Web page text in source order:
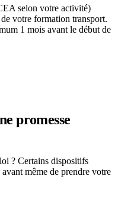
selon votre activité)
votre formation transport.
1 mois avant le début de
promesse
? Certains dispositifs
même de prendre votre